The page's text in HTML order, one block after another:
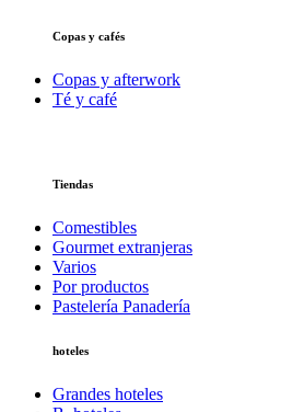
Copas y cafés
Copas y afterwork
Té y café
Tiendas
Comestibles
Gourmet extranjeras
Varios
Por productos
Pastelería Panadería
hoteles
Grandes hoteles